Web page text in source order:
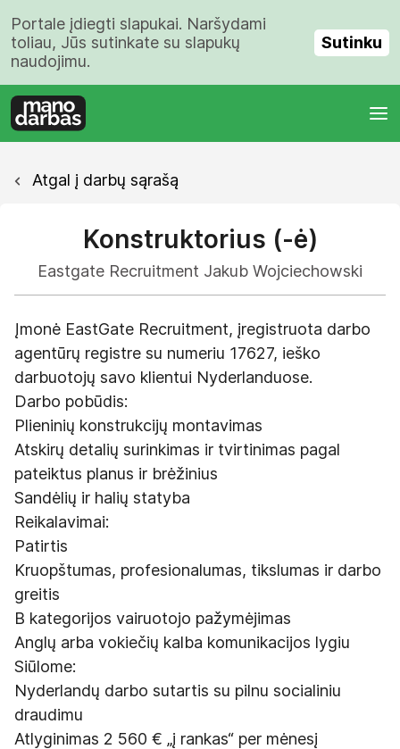
Portale įdiegti slapukai. Naršydami
toliau, Jūs sutinkate su slapukų
naudojimu.
Sutinku
Atgal į darbų sąrašą
Konstruktorius (-ė)
Eastgate Recruitment Jakub Wojciechowski
Įmonė EastGate Recruitment, įregistruota darbo
agentūrų registre su numeriu 17627, ieško
darbuotojų savo klientui Nyderlanduose.
Darbo pobūdis:
Plieninių konstrukcijų montavimas
Atskirų detalių surinkimas ir tvirtinimas pagal
pateiktus planus ir brėžinius
Sandėlių ir halių statyba
Reikalavimai:
Patirtis
Kruopštumas, profesionalumas, tikslumas ir darbo
greitis
B kategorijos vairuotojo pažymėjimas
Anglų arba vokiečių kalba komunikacijos lygiu
Siūlome:
Nyderlandų darbo sutartis su pilnu socialiniu
draudimu
Atlyginimas 2 560 € „į rankas“ per mėnesį